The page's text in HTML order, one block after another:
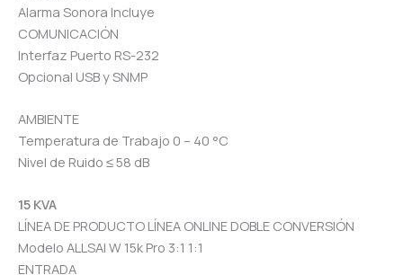
Alarma Sonora Incluye
COMUNICACIÓN
Interfaz Puerto RS-232
Opcional USB y SNMP
AMBIENTE
Temperatura de Trabajo 0 – 40 °C
Nivel de Ruido ≤ 58 dB
15 KVA
LÍNEA DE PRODUCTO LÍNEA ONLINE DOBLE CONVERSIÓN
Modelo ALLSAI W 15k Pro 3:1 1:1
ENTRADA